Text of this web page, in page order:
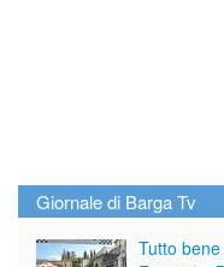
Giornale di Barga Tv
Tutto